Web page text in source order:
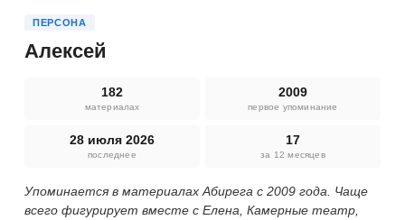
ПЕРСОНА
Алексей
182
материалах
2009
первое упоминание
28 июля 2026
последнее
17
за 12 месяцев
Упоминается в материалах Абирега с 2009 года. Чаще
всего фигурирует вместе с Елена, Камерные театр,